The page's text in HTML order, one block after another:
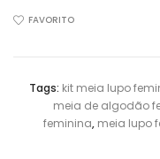
FAVORITO
Tags: kit meia lupo
meia de algodão
feminina, meia lupo